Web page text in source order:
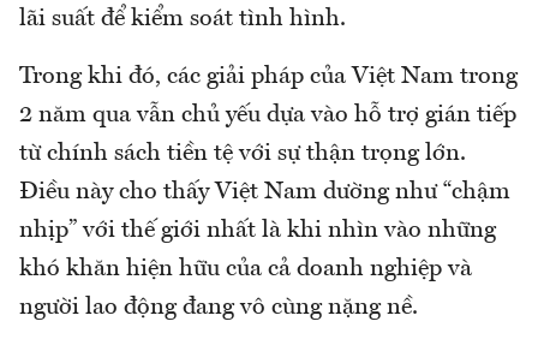
lãi suất để kiểm soát tình hình.
Trong khi đó, các giải pháp của Việt Nam trong
2 năm qua vẫn chủ yếu dựa vào hỗ trợ gián tiếp
từ chính sách tiền tệ với sự thận trọng lớn.
Điều này cho thấy Việt Nam dường như “chậm
nhịp” với thế giới nhất là khi nhìn vào những
khó khăn hiện hữu của cả doanh nghiệp và
người lao động đang vô cùng nặng nề.